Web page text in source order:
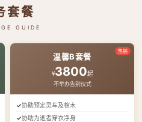
套餐
GUIDE
热销
温馨B套餐
¥3800起
不举办告别仪式
协助预定灵车及棺木
协助为逝者穿衣净身